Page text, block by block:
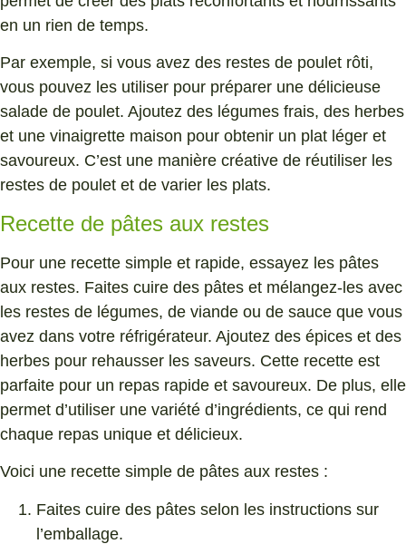
en un rien de temps.
Par exemple, si vous avez des restes de poulet rôti,
vous pouvez les utiliser pour préparer une délicieuse
salade de poulet. Ajoutez des légumes frais, des herbes
et une vinaigrette maison pour obtenir un plat léger et
savoureux. C’est une manière créative de réutiliser les
restes de poulet et de varier les plats.
Recette de pâtes aux restes
Pour une recette simple et rapide, essayez les pâtes
aux restes. Faites cuire des pâtes et mélangez-les avec
les restes de légumes, de viande ou de sauce que vous
avez dans votre réfrigérateur. Ajoutez des épices et des
herbes pour rehausser les saveurs. Cette recette est
parfaite pour un repas rapide et savoureux. De plus, elle
permet d’utiliser une variété d’ingrédients, ce qui rend
chaque repas unique et délicieux.
Voici une recette simple de pâtes aux restes :
Faites cuire des pâtes selon les instructions sur
l’emballage.